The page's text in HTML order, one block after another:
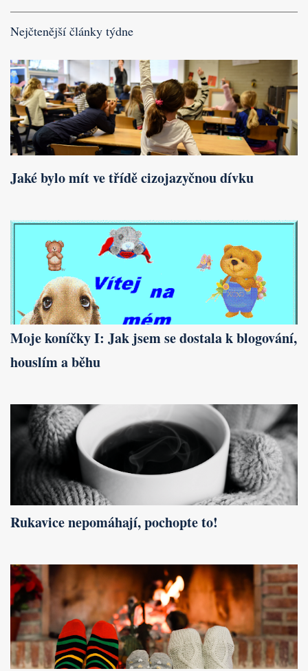
Nejčtenější články týdne
Jaké bylo mít ve třídě cizojazyčnou dívku
Moje koníčky I: Jak jsem se dostala k blogování,
houslím a běhu
Rukavice nepomáhají, pochopte to!